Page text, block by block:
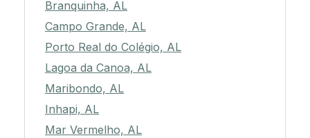
Branquinha, AL
Campo Grande, AL
Porto Real do Colégio, AL
Lagoa da Canoa, AL
Maribondo, AL
Inhapi, AL
Mar Vermelho, AL